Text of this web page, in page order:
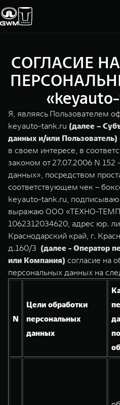
TANK 300
Следуй за открытиями
от 3 999 000 ₽
TANK 500
Веди за собой
ВЫБОР АВТОМОБИЛЯ
Спецпредложения
Конфигуратор
Тест-драйв
Зарядные станции
ПОКУПКА АВТОМОБИЛЯ
TANK Финансы
Корпоративным клиентам
TANK ФИНАНСЫ
TANK Кредит
TANK Лизинг
ГАРАНТИЯ И ПОДДЕРЖКА
Гарантия
Помощь на дороге
Калькулятор ТО
Нулевое ТО
Сервис
Специальные предложения
Моторные масла
ЦИФРОВЫЕ СЕРВИСЫ TANK
Цифровые сервисы TANK
О
ИНФОРМАЦИЯ
О нас
35 лет GWM
GWM ТЕХ ДЕНЬ
Новости
СОГЛАСИЕ
Я, являясь Пользователем
keyauto-tank.ru (далее –
данных и/или Пользователь)
в своем интересе, в
законом от 27.07.2006 N
данных», посредством
соответствующем чек –
keyauto-tank.ru, подписываю
выражаю ООО «ТЕХНО-
1062312034620, адрес юр.
Краснодарский край, г.
д.160/3 (далее - Оператор
или Компания) согласие на
персональных данных на
N
Цели обработки
персональных
данных